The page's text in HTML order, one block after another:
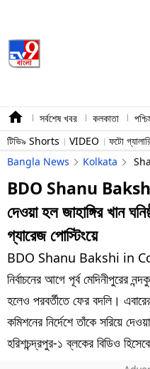
সর্বশেষ খবর কলকাতা
টিভি৯ Shorts
VIDEO ফটো
Bangla News
Kolkata
BDO Shanu Bakshi:
দেওয়া হল জাহাঙ্গির খান
গ্যারেজ পোস্টিংয়ে
BDO Shanu Bakshi in
নির্বাচনের আগে পূর্ব মেদিনীপুরের
হলেও পরবর্তীতে ফের বদলি। এবারের
কমিশনের নির্দেশে তাঁকে সরিয়ে
হরিশচন্দ্রপুর-১ ব্লকের বিডিও